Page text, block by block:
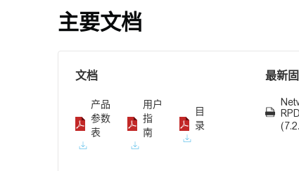
主要文档
文档
产品
参数
表
用户
指
南
目
录
最新